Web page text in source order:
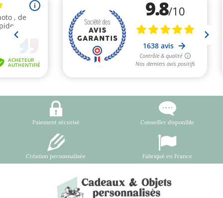
Paiement sécurisé Conseiller disponible
Création personnalisée Fabriqué en France